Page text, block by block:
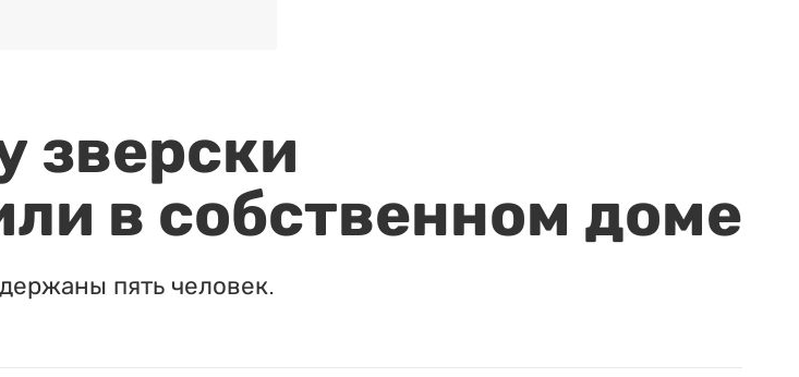
зверски
в собственном доме
пять человек.